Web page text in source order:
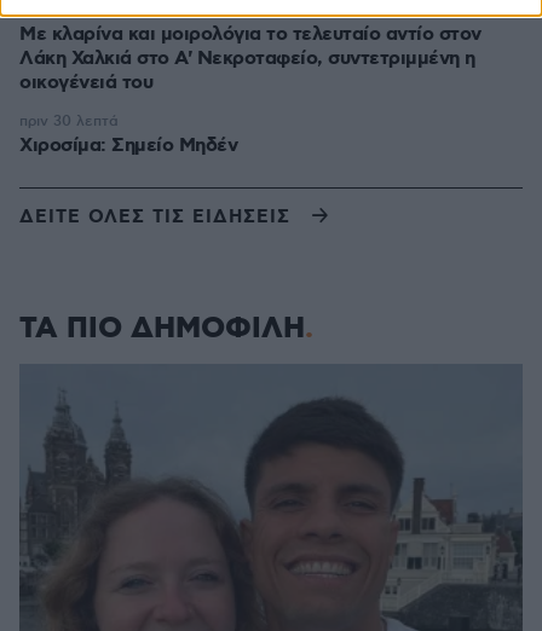
Με κλαρίνα και μοιρολόγια το τελευταίο αντίο στον
Λάκη Χαλκιά στο A' Νεκροταφείο, συντετριμμένη η
οικογένειά του
πριν 27 λεπτά
Χιροσίμα: Σημείο Μηδέν
πριν 30 λεπτά
ΔΕΙΤΕ ΟΛΕΣ ΤΙΣ ΕΙΔΗΣΕΙΣ
ΤΑ ΠΙΟ ΔΗΜΟΦΙΛΗ